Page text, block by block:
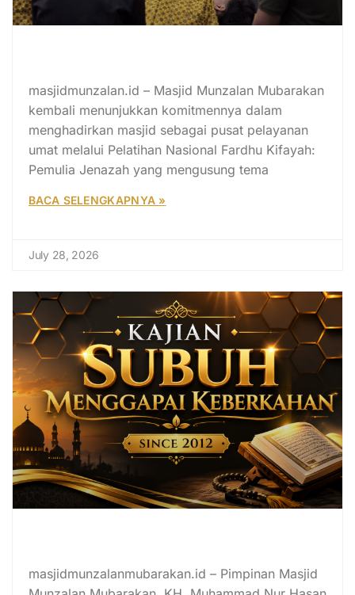
masjidmunzalan.id – Masjid Munzalan Mubarakan
kembali menunjukkan komitmennya dalam
menghadirkan masjid sebagai pusat pelayanan
umat melalui Pelatihan Nasional Fardhu Kifayah:
Pemulia Jenazah yang mengusung tema
BACA SELENGKAPNYA »
July 28, 2026
masjidmunzalanmubarakan.id – Pimpinan Masjid